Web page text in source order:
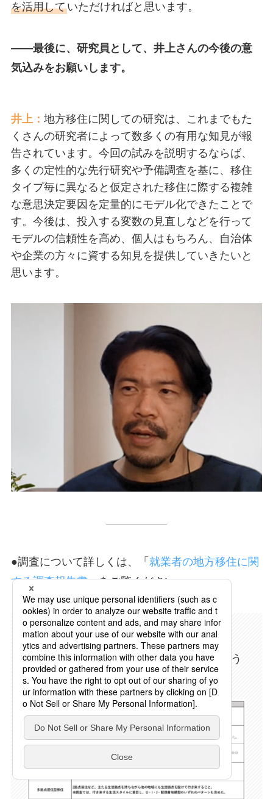
を活用していただければと思います。
――最後に、研究員として、井上さんの今後の意
気込みをお願いします。
井上： 地方移住に関しての研究は、これまでもた
くさんの研究者によって数多くの有用な知見が報
告されています。今回の試みを説明するならば、
多くの定性的な先行研究や予備調査を基に、移住
タイプ毎に異なると仮定された移住に際する複雑
な意思決定要因を定量的にモデル化できたことで
す。今後は、投入する変数の見直しなどを行って
モデルの信頼性を高め、個人はもちろん、自治体
や企業の方々に資する知見を提供していきたいと
思います。
●調査について詳しくは、「 就業者の地方移住に関
する調査報告書」をご覧ください。
（※2）移住5つのタイプについて
本調査では、5つある移住タイプを次のよう
に定義した。